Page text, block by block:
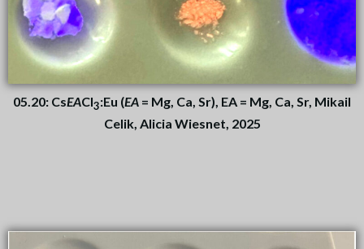
05.20: CsEACl3:Eu (EA = Mg, Ca, Sr), EA = Mg, Ca, Sr, Mikail
Celik, Alicia Wiesnet, 2025